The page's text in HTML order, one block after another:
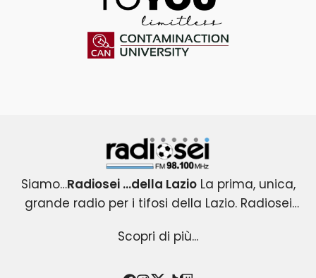
ToYou
Radiosei 98.100 FM
Siamo…Radiosei …della LazioLa prima, unica,
grande radio per i tifosi della Lazio. Radiosei
diventa immediatamente la loro VOCE.
originale, che copre tutti gli eventi agonistici del
Scopri di più...